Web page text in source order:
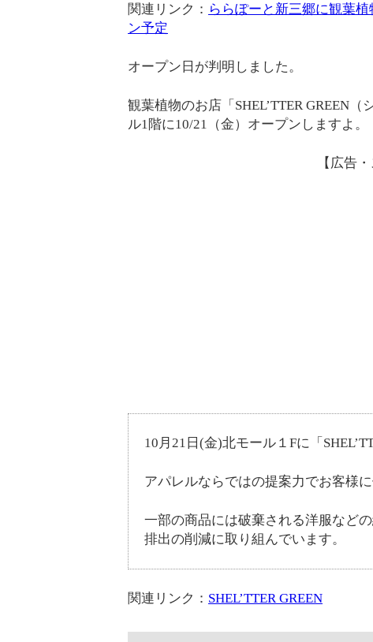
関連リンク： ららぽーと新三郷に観葉植
ン予定
オープン日が判明しました。
観葉植物のお店「SHEL’TTER GREEN
ル1階に10/21（金）オープンしますよ。
【広告
10月21日(金)北モール１Fに「
アパレルならではの提案力でお客様
一部の商品には破棄される洋服など
排出の削減に取り組んでいます。
関連リンク： SHEL’TTER GREEN